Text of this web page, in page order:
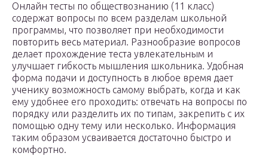
Онлайн тесты по обществознанию (11 класс)
содержат вопросы по всем разделам школьной
программы, что позволяет при необходимости
повторить весь материал. Разнообразие вопросов
делает прохождение теста увлекательным и
улучшает гибкость мышления школьника. Удобная
форма подачи и доступность в любое время дает
ученику возможность самому выбрать, когда и как
ему удобнее его проходить: отвечать на вопросы по
порядку или разделить их по типам, закрепить с их
помощью одну тему или несколько. Информация
таким образом усваивается достаточно быстро и
комфортно.